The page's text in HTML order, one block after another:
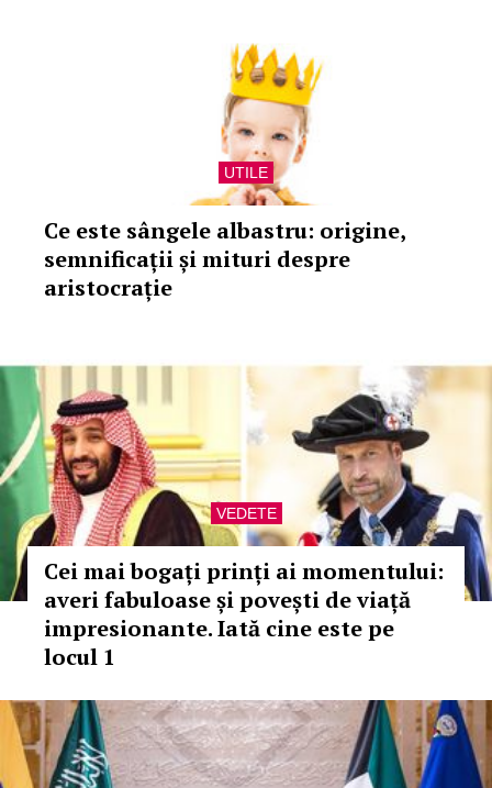
UTILE
Ce este sângele albastru: origine,
semnificații și mituri despre
aristocrație
VEDETE
Cei mai bogați prinți ai momentului:
averi fabuloase și povești de viață
impresionante. Iată cine este pe
locul 1